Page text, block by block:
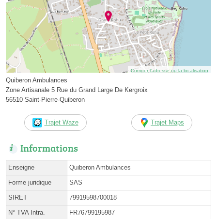
Corriger l’adresse ou la localisation
Quiberon Ambulances
Zone Artisanale 5 Rue du Grand Large De Kergroix
56510 Saint-Pierre-Quiberon
Trajet Waze Trajet Maps
Informations
Enseigne Quiberon Ambulances
Forme juridique SAS
SIRET 79919598700018
N° TVA Intra. FR76799195987